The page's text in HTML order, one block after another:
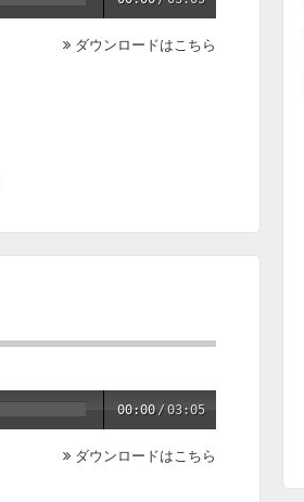
ダウンロードはこちら
00:00 /03:05
ダウンロードはこちら